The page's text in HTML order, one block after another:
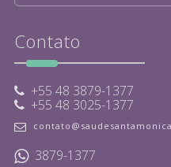
Contato
+55 48 3879-1377
+55 48 3025-1377
3879-1377